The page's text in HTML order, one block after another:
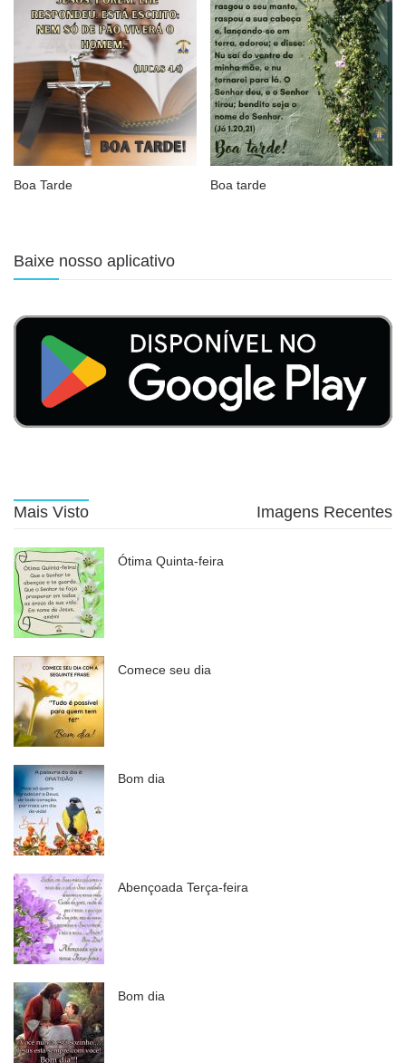
Boa Tarde Boa tarde
Baixe nosso aplicativo
Mais Visto Imagens Recentes
Ótima Quinta-feira
Comece seu dia
Bom dia
Abençoada Terça-feira
Bom dia